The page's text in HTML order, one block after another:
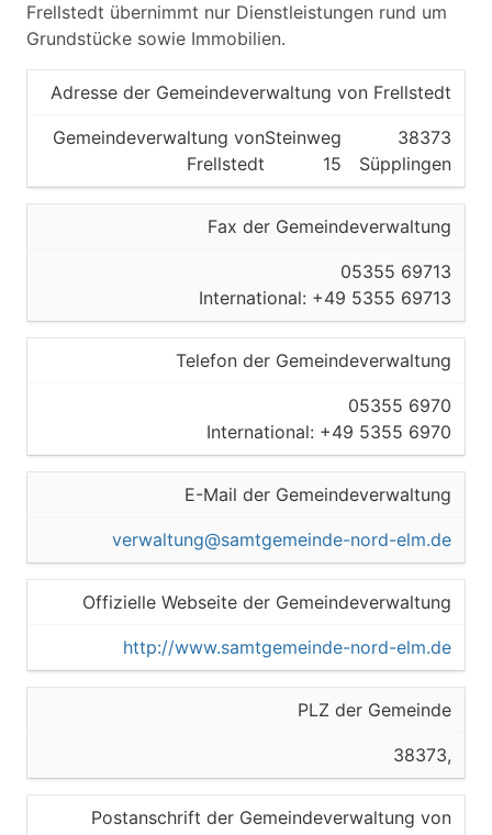
Frellstedt übernimmt nur Dienstleistungen rund um
Grundstücke sowie Immobilien.
Adresse der Gemeindeverwaltung von Frellstedt
Gemeindeverwaltung von
Frellstedt
Steinweg
15
38373
Süpplingen
Fax der Gemeindeverwaltung
05355 69713
International: +49 5355 69713
Telefon der Gemeindeverwaltung
05355 6970
International: +49 5355 6970
E-Mail der Gemeindeverwaltung
verwaltung@samtgemeinde-nord-elm.de
Offizielle Webseite der Gemeindeverwaltung
http://www.samtgemeinde-nord-elm.de
PLZ der Gemeinde
38373,
Postanschrift der Gemeindeverwaltung von